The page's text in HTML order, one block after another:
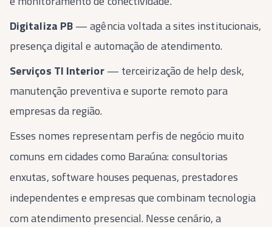
Digitaliza PB— agência voltada a sites institucionais,
presença digital e automação de atendimento.
Serviços TI Interior— terceirização de help desk,
manutenção preventiva e suporte remoto para
empresas da região.
Esses nomes representam perfis de negócio muito
comuns em cidades como Baraúna: consultorias
enxutas, software houses pequenas, prestadores
independentes e empresas que combinam tecnologia
com atendimento presencial. Nesse cenário, a